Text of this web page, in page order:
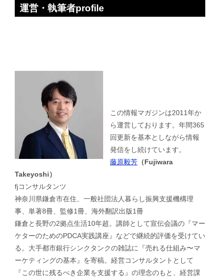
運営・執筆者profile
この情報マガジンは2011年か
ら運営しております。年間365
回更新を基本としながら情報
発信をし続けています。
藤原毅芳 （Fujiwara
Takeyoshi）
fjコンサルタンツ
神奈川県鎌倉市在住、一般社団法人暮らし振興支援機構理
事、単著8冊、監修1冊、海外翻訳出版1冊
鎌倉と長野の2拠点生活10年超。講師として宣伝会議の『マー
ケターのためのPDCA実践講座』などで継続的評価を受けてい
る。大手都市銀行シンクタンクの雑誌に『売れる仕組み〜マ
ーケティングの基本』を寄稿。経営コンサルタントとして
『この世に残るべき企業を支援する』の理念のもと、経営課